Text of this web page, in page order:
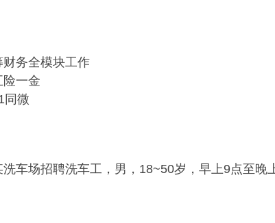
务全模块工作
一金
同微
车场招聘洗车工，男，18~50岁，早上9点至晚